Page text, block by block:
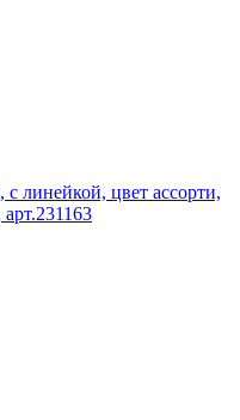
цвет ассорти,